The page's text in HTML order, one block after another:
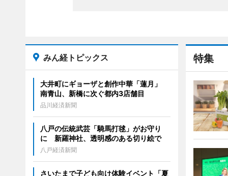
特集
みん経トピックス
大井町にギョーザと創作中華「蓮月」
南青山、新橋に次ぐ都内3店舗目
品川経済新聞
八戸の伝統武芸「騎馬打毬」がお守り
に 新羅神社、透明感のある切り絵で
八戸経済新聞
さいたまで子ども向け体験イベント「夏